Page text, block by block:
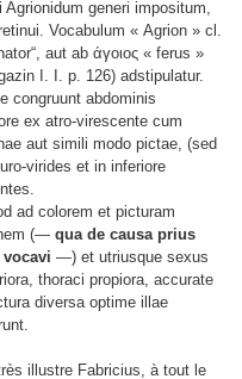
generi impositum,
Vocabulum « Agrion » cl.
aut ab άγοιος « ferus »
I. I. p. 126) adstipulatur.
congruunt abdominis
ex atro-virescente cum
aut simili modo pictae, (sed
virides et in inferiore
ad colorem et picturam
(— qua de causa prius
—) et utriusque sexus
thoraci propiora, accurate
diversa optime illae
illustre Fabricius, à tout le